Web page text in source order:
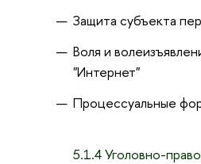
Защита субъекта
Воля и
"Интернет"
Процессуальные
5.1.4 Уголовно-